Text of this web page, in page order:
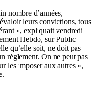
nombre d’années,
leurs convictions, tous
», expliquait vendredi
Hebdo, sur Public
qu’elle soit, ne doit pas
règlement. On ne peut pas
les imposer aux autres »,